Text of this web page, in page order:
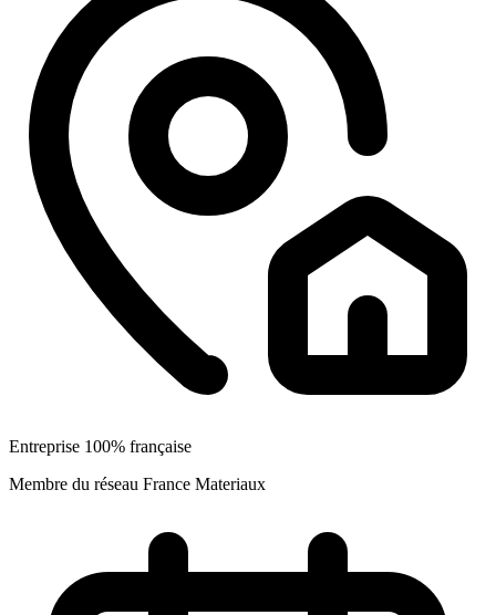
Entreprise 100% française
Membre du réseau France Materiaux